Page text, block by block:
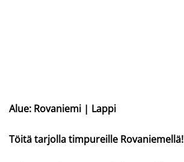
Alue: Rovaniemi | Lappi
Töitä tarjolla timpureille Rovaniemellä!